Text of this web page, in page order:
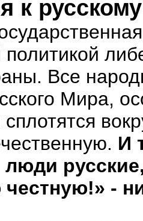
к
Все
Мира,
И
люди
-